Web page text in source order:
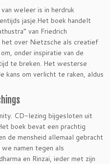
weleer is in herdruk
jasje.Het boek handelt
van Friedrich
over Nietzsche als creatief
onder inspiratie van de
te breken. Het westerse
kans om verlicht te raken, aldus
CD-lezing bijgesloten uit
boek bevat een prachtig
de mensheid allemaal gebracht
namen tegen als
en Rinzai, ieder met zijn